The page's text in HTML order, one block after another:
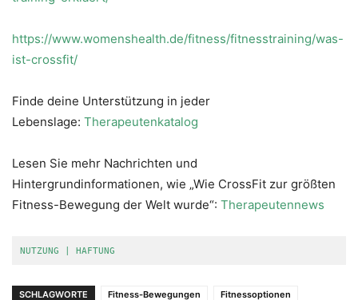
https://www.womenshealth.de/fitness/fitnesstraining/was-
ist-crossfit/
Finde deine Unterstützung in jeder
Lebenslage: Therapeutenkatalog
Lesen Sie mehr Nachrichten und
Hintergrundinformationen, wie „Wie CrossFit zur größten
Fitness-Bewegung der Welt wurde“: Therapeutennews
NUTZUNG | HAFTUNG
SCHLAGWORTE Fitness-Bewegungen
Fitnessoptionen